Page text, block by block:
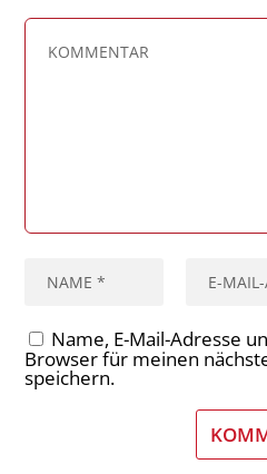
Name, E-Mail-Adresse
Browser für meinen
speichern.